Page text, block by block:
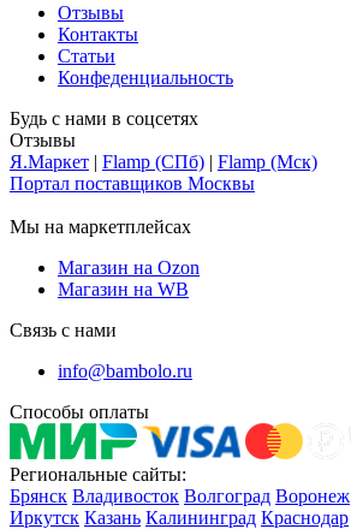
Отзывы
Контакты
Статьи
Конфеденциальность
Будь с нами в соцсетях
Отзывы
Я.Маркет | Flamp (СПб) | Flamp (Мск)
Портал поставщиков Москвы
Мы на маркетплейсах
Магазин на Ozon
Магазин на WB
Связь с нами
info@bambolo.ru
Способы оплаты
Региональные сайты:
Брянск Владивосток Волгоград Воронеж
Иркутск Казань Калининград Краснодар